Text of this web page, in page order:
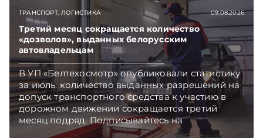
ТРАНСПОРТ, ЛОГИСТИКА 09.08.2026
Третий месяц сокращается количество
«дозволов», выданных белорусским
автовладельцам
В УП «Белтехосмотр» опубликовали статистику
за июль: количество выданных разрешений на
допуск транспортного средства к участию в
дорожном движении сокращается третий
месяц подряд. Подписывайтесь на
Telegram‑канал и Viber. Главное об экономике